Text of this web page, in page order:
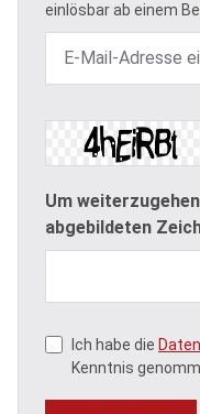
einlösbar ab einem
Um
abgebildeten
Ich habe die
Kenntnis